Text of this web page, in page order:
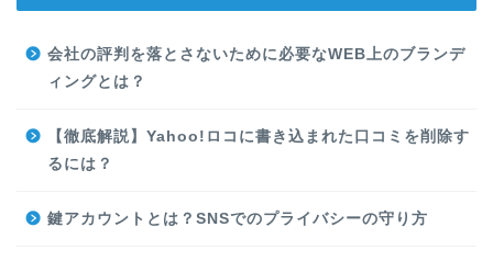
会社の評判を落とさないために必要なWEB上のブランデ
ィングとは？
【徹底解説】Yahoo!ロコに書き込まれた口コミを削除す
るには？
鍵アカウントとは？SNSでのプライバシーの守り方